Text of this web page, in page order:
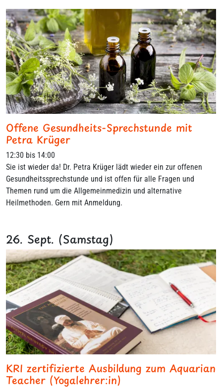
Offene Gesundheits-Sprechstunde mit
Petra Krüger
12:30 bis 14:00
Sie ist wieder da! Dr. Petra Krüger lädt wieder ein zur offenen
Gesundheitssprechstunde und ist offen für alle Fragen und
Themen rund um die Allgemeinmedizin und alternative
Heilmethoden. Gern mit Anmeldung.
26. Sept. (Samstag)
KRI zertifizierte Ausbildung zum Aquarian
Teacher (Yogalehrer:in)